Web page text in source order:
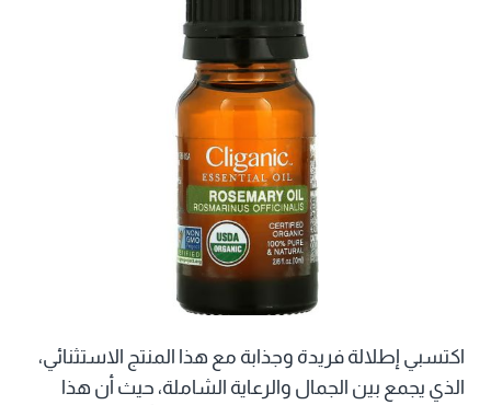
اكتسبي إطلالة فريدة وجذابة مع هذا المنتج الاستثنائي،
الذي يجمع بين الجمال والرعاية الشاملة، حيث أن هذا